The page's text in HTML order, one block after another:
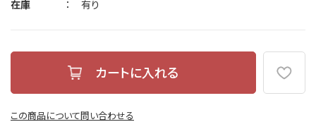
在庫 有り
この商品について問い合わせる